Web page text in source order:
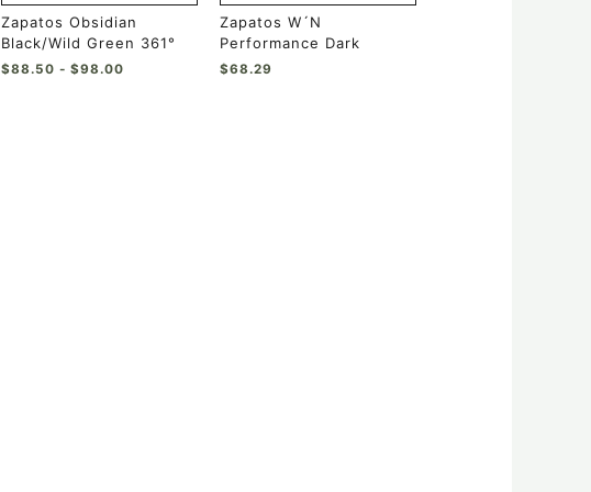
de
producto
Zapatos Obsidian
Black/Wild Green 361°
$88.50 - $98.00
de
producto
Zapatos W´N
Performance Dark
$68.29